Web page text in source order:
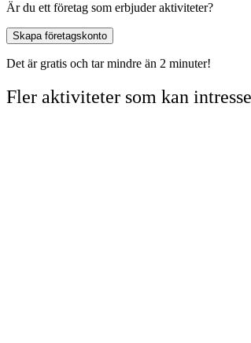
Är du ett företag som erbjuder aktiviteter?
Skapa företagskonto
Det är gratis och tar mindre än 2 minuter!
Fler aktiviteter som kan